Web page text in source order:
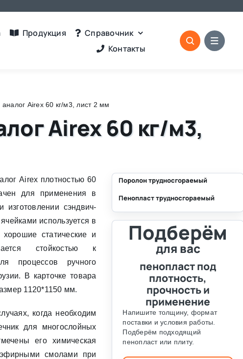
Продукция
Справочник
Контакты
Airex 60 кг/м3, лист 2 мм
Airex 60 кг/м3,
Airex плотностью 60
для применения в
изготовлении сэндвич-
используется в
хорошие статические и
стойкостью к
процессов ручного
В карточке товара
1120*1150 мм.
когда необходим
для многослойных
его химическая
смолами при
Поролон трудносгораемый
Пенопласт трудносгораемый
Подберём
для вас
пенопласт под
плотность,
прочность и
применение
Напишите толщину, формат
поставки и условия работы.
Подберём подходящий
пенопласт или плиту.